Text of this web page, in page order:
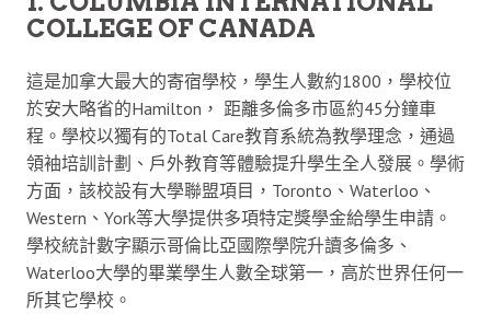
COLLEGE OF CANADA
這是加拿大最大的寄宿學校，學生人數約1800，學校位
於安大略省的Hamilton， 距離多倫多市區約45分鐘車
程。學校以獨有的Total Care教育系統為教學理念，通過
領袖培訓計劃、戶外教育等體驗提升學生全人發展。學術
方面，該校設有大學聯盟項目，Toronto、Waterloo、
Western、York等大學提供多項特定獎學金給學生申請。
學校統計數字顯示哥倫比亞國際學院升讀多倫多、
Waterloo大學的畢業學生人數全球第一，高於世界任何一
所其它學校。